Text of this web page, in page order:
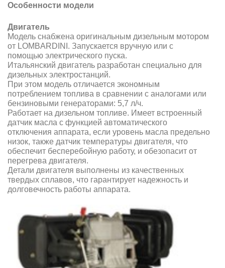
Особенности модели
Двигатель
Модель снабжена оригинальным дизельным мотором
от LOMBARDINI. Запускается вручную или с
помощью электрического пуска.
Итальянский двигатель разработан специально для
дизельных электростанций.
При этом модель отличается экономным
потреблением топлива в сравнении с аналогами или
бензиновыми генераторами: 5,7 л/ч.
Работает на дизельном топливе. Имеет встроенный
датчик масла с функцией автоматического
отключения аппарата, если уровень масла предельно
низок, также датчик температуры двигателя, что
обеспечит бесперебойную работу, и обезопасит от
перегрева двигателя.
Детали двигателя выполнены из качественных
твердых сплавов, что гарантирует надежность и
долговечность работы аппарата.